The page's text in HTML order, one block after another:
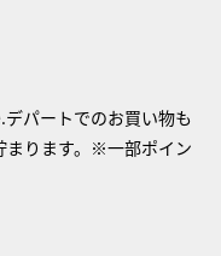
パートでのお買い物も
まります。※一部ポイン